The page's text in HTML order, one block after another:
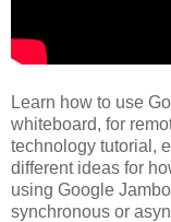
Learn how to use
whiteboard, for
technology tutorial,
different ideas for
using Google
synchronous or